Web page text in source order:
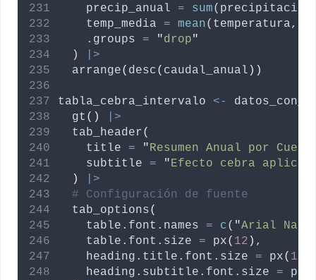
precip_anual
= sum( precipitacion
temp_media
= mean( temperatura,
.groups
= "drop"
  )
|>
  arrange
( desc( caudal_anual ))
tabla_cebra_intervalo <-
  gt
()
|>
  tab_header
(
title
= "Resumen Anual por
subtitle
= "Efecto cebra
)
|>
# Configuración de fuente
  tab_options
(
table.font.names
= c( "Arial
table.font.size
= px( 12 ) ,
heading.title.font.size
= px( 16
heading.subtitle.font.size
= px